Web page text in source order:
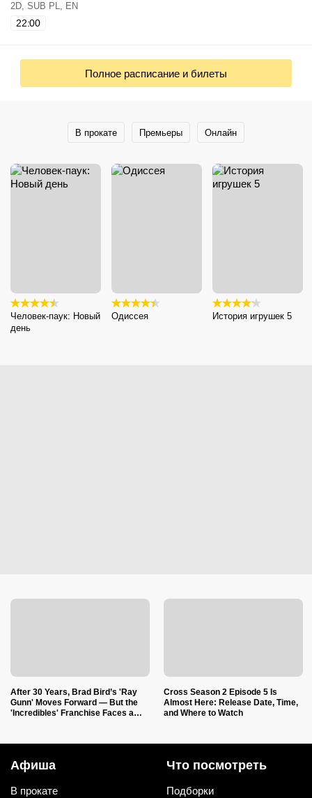
2D, SUB PL, EN
22:00
Полное расписание и билеты
В прокате Премьеры Онлайн
Человек-паук: Новый
день
Одиссея История игрушек 5
After 30 Years, Brad Bird’s 'Ray
Gunn' Moves Forward — But the
'Incredibles' Franchise Faces a
Cross Season 2 Episode 5 Is
Almost Here: Release Date, Time,
and Where to Watch
Афиша
В прокате
Что посмотреть
Подборки